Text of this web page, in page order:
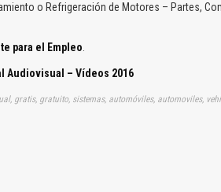
o Refrigeración de Motores – Partes,
para el Empleo.
Audiovisual – Vídeos 2016